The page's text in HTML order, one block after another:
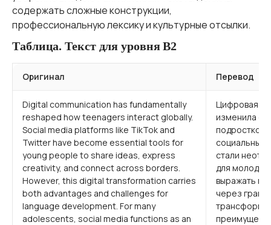
содержать сложные конструкции,
профессиональную лексику и культурные отсылки.
Таблица. Текст для уровня B2
Оригинал Перевод
Digital communication has fundamentally
reshaped how teenagers interact globally.
Social media platforms like TikTok and
Twitter have become essential tools for
young people to share ideas, express
creativity, and connect across borders.
However, this digital transformation carries
both advantages and challenges for
language development. For many
adolescents, social media functions as an
Цифровая
изменила
подростков
социальных
стали
для
выражать
через